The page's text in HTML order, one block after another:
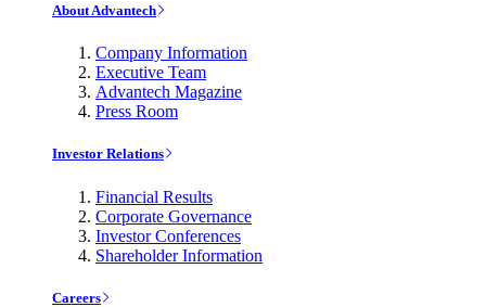
About Advantech
Company Information
Executive Team
Advantech Magazine
Press Room
Investor Relations
Financial Results
Corporate Governance
Investor Conferences
Shareholder Information
Careers